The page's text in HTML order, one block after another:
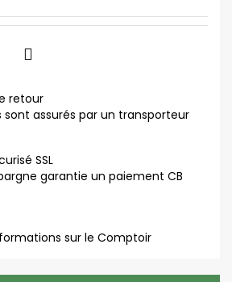
retour
sont assurés par un transporteur
SSL
garantie un paiement CB
sur le Comptoir